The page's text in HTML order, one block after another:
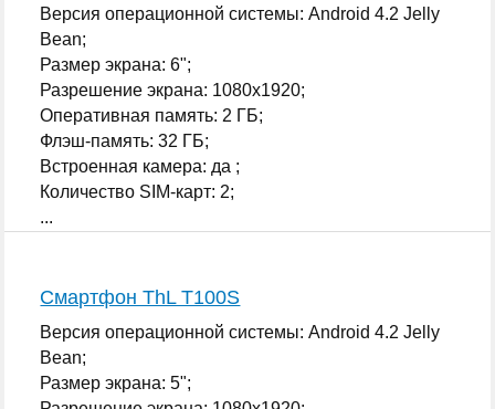
Версия операционной системы: Android 4.2 Jelly
Bean;
Размер экрана: 6";
Разрешение экрана: 1080x1920;
Оперативная память: 2 ГБ;
Флэш-память: 32 ГБ;
Встроенная камера: да ;
Количество SIM-карт: 2;
...
Смартфон ThL T100S
Версия операционной системы: Android 4.2 Jelly
Bean;
Размер экрана: 5";